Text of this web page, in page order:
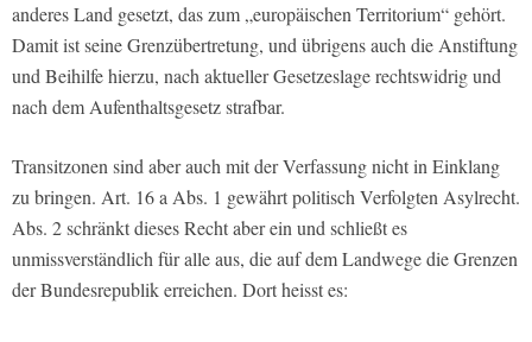
anderes Land gesetzt, das zum „europäischen Territorium“ gehört.
Damit ist seine Grenzübertretung, und übrigens auch die Anstiftung
und Beihilfe hierzu, nach aktueller Gesetzeslage rechtswidrig und
nach dem Aufenthaltsgesetz strafbar.
Transitzonen sind aber auch mit der Verfassung nicht in Einklang
zu bringen. Art. 16 a Abs. 1 gewährt politisch Verfolgten Asylrecht.
Abs. 2 schränkt dieses Recht aber ein und schließt es
unmissverständlich für alle aus, die auf dem Landwege die Grenzen
der Bundesrepublik erreichen. Dort heisst es: